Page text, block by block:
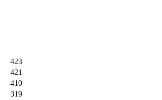
423
421
410
319